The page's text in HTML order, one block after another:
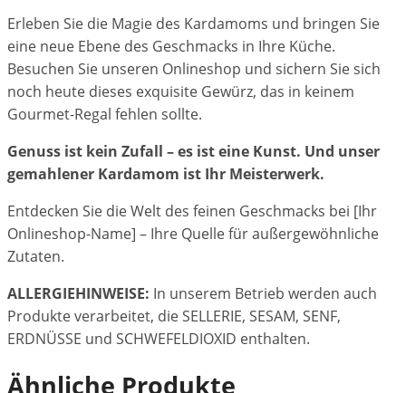
Erleben Sie die Magie des Kardamoms und bringen Sie
eine neue Ebene des Geschmacks in Ihre Küche.
Besuchen Sie unseren Onlineshop und sichern Sie sich
noch heute dieses exquisite Gewürz, das in keinem
Gourmet-Regal fehlen sollte.
Genuss ist kein Zufall – es ist eine Kunst. Und unser
gemahlener Kardamom ist Ihr Meisterwerk.
Entdecken Sie die Welt des feinen Geschmacks bei [Ihr
Onlineshop-Name] – Ihre Quelle für außergewöhnliche
Zutaten.
ALLERGIEHINWEISE: In unserem Betrieb werden auch
Produkte verarbeitet, die SELLERIE, SESAM, SENF,
ERDNÜSSE und SCHWEFELDIOXID enthalten.
Ähnliche Produkte